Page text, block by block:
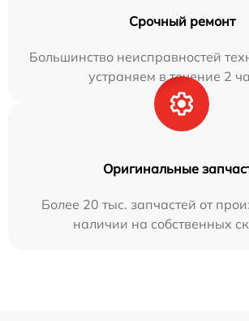
Срочный ремонт
Большинство неисправностей
устраняем в течение 2
Оригинальные
Более 20 тыс. запчастей от
наличии на собственных